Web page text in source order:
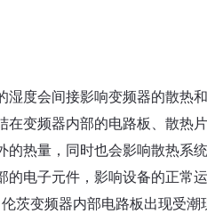
度会间接影响变频器的散热
变频器内部的电路板、散热
热量，同时也会影响散热系
电子元件，影响设备的正常
茨变频器内部电路板出现受